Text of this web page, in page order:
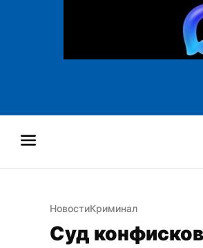
НовостиКриминал
Суд